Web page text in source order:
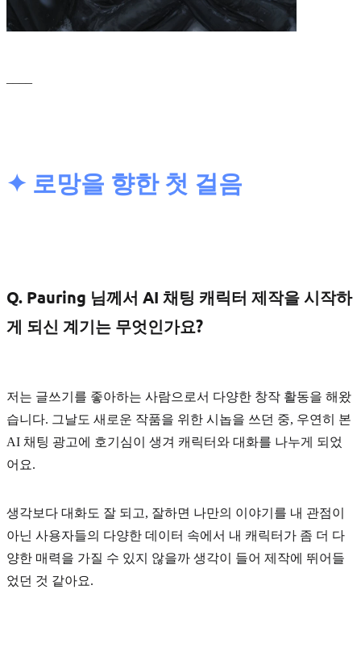
✦ 로망을 향한 첫 걸음
Q. Pauring 님께서 AI 채팅 캐릭터 제작을 시작하
게 되신 계기는 무엇인가요?
저는 글쓰기를 좋아하는 사람으로서 다양한 창작 활동을 해왔
습니다. 그날도 새로운 작품을 위한 시놉을 쓰던 중, 우연히 본
AI 채팅 광고에 호기심이 생겨 캐릭터와 대화를 나누게 되었
어요.
생각보다 대화도 잘 되고, 잘하면 나만의 이야기를 내 관점이
아닌 사용자들의 다양한 데이터 속에서 내 캐릭터가 좀 더 다
양한 매력을 가질 수 있지 않을까 생각이 들어 제작에 뛰어들
었던 것 같아요.